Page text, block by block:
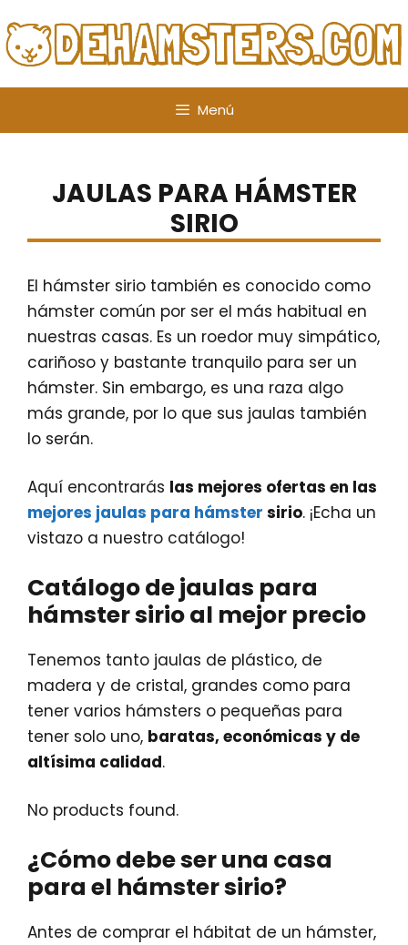
al
contenido
Menú
JAULAS PARA HÁMSTER
SIRIO
El hámster sirio también es conocido como
hámster común por ser el más habitual en
nuestras casas. Es un roedor muy simpático,
cariñoso y bastante tranquilo para ser un
hámster. Sin embargo, es una raza algo
más grande, por lo que sus jaulas también
lo serán.
Aquí encontrarás las mejores ofertas en las
mejores jaulas para hámster sirio. ¡Echa un
vistazo a nuestro catálogo!
Catálogo de jaulas para
hámster sirio al mejor precio
Tenemos tanto jaulas de plástico, de
madera y de cristal, grandes como para
tener varios hámsters o pequeñas para
tener solo uno, baratas, económicas y de
altísima calidad.
No products found.
¿Cómo debe ser una casa
para el hámster sirio?
Antes de comprar el hábitat de un hámster,